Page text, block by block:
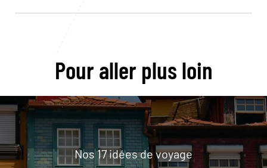
Pour aller plus loin
Nos 17 idées de voyage